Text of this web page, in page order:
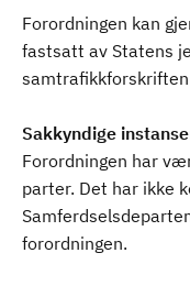
Forordningen kan
fastsatt av Statens
Sakkyndige
Forordningen har
parter. Det har ikke
forordningen.